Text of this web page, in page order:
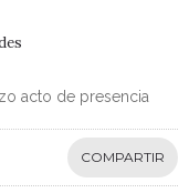
acto de presencia
COMPARTIR